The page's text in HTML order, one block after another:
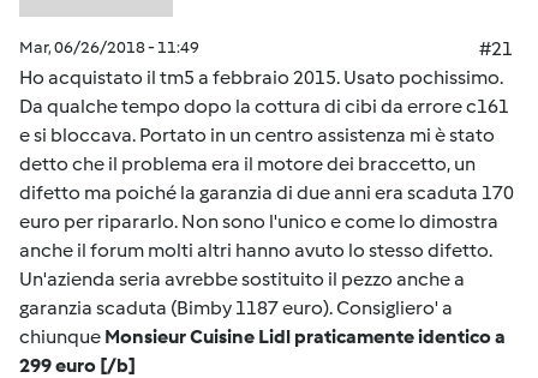
Mar, 06/26/2018 - 11:49
#21
Ho acquistato il tm5 a febbraio 2015. Usato pochissimo.
Da qualche tempo dopo la cottura di cibi da errore c161
e si bloccava. Portato in un centro assistenza mi è stato
detto che il problema era il motore dei braccetto, un
difetto ma poiché la garanzia di due anni era scaduta 170
euro per ripararlo. Non sono l'unico e come lo dimostra
anche il forum molti altri hanno avuto lo stesso difetto.
Un'azienda seria avrebbe sostituito il pezzo anche a
garanzia scaduta (Bimby 1187 euro). Consigliero' a
chiunque Monsieur Cuisine Lidl praticamente identico a
299 euro [/b]